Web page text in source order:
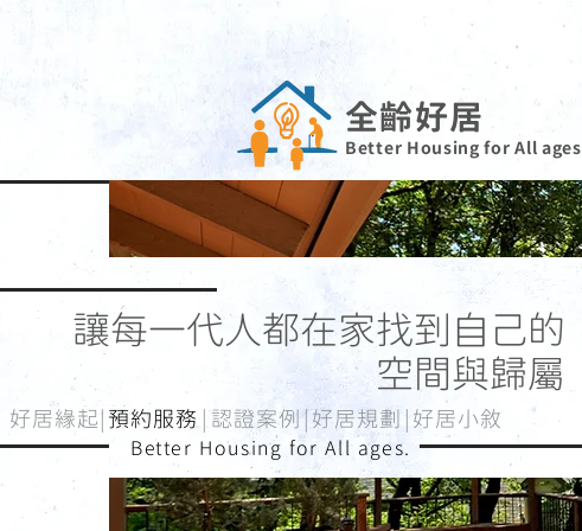
Better Housing for All ages
全齡好居
讓每一代人都在家找到自己的
空間與歸屬
好居緣起|​ 預約服務 認證案例| 好居規劃| 好居小敘
Better Housing for All ages.